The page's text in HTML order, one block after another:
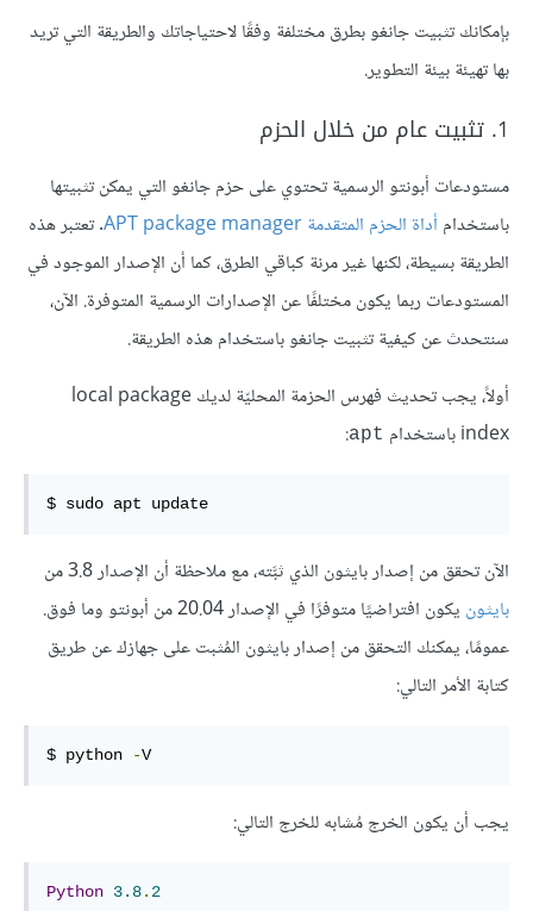
بإمكانك تثبيت جانغو بطرق مختلفة وفقًا لاحتياجاتك والطريقة التي تريد
بها تهيئة بيئة التطوير.
1. تثبيت عام من خلال الحزم
مستودعات أبونتو الرسمية تحتوي على حزم جانغو التي يمكن تثبيتها
باستخدام أداة الحزم المتقدمة APT package manager
. تعتبر هذه
الطريقة بسيطة، لكنها غير مرنة كباقي الطرق، كما أن الإصدار الموجود في
المستودعات ربما يكون مختلفًا عن الإصدارات الرسمية المتوفرة. الآن،
سنتحدث عن كيفية تثبيت جانغو باستخدام هذه الطريقة.
أولاً، يجب تحديث فهرس الحزمة المحليّة لديك local package
index باستخدام
apt
:
$ sudo apt update
الآن تحقق من إصدار بايثون الذي ثبَّته، مع ملاحظة أن الإصدار 3.8 من
بايثون
يكون افتراضيًا متوفرًا في الإصدار 20.04 من أبونتو وما فوق.
عمومًا، يمكنك التحقق من إصدار بايثون المُثبت على جهازك عن طريق
كتابة الأمر التالي:
$ python -V
يجب أن يكون الخرج مُشابه للخرج التالي:
Python 3.8. 2